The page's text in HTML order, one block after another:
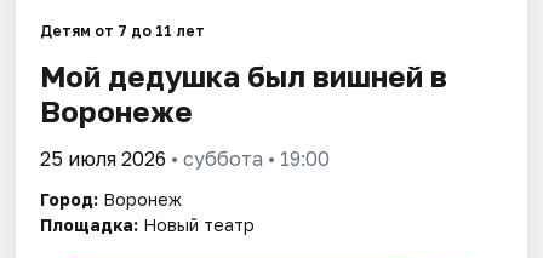
Детям от 7 до 11 лет
Мой дедушка был вишней в
Воронеже
25 июля 2026 • суббота • 19:00
Город: Воронеж
Площадка: Новый театр